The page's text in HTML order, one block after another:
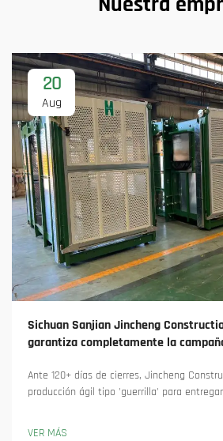
20
Aug
Sichuan Sanjian Jincheng
garantiza completamente la
Ante 120+ días de cierres, Jincheng
producción ágil tipo 'guerrilla' para
la producción en marcha. Obtenga más
VER MÁS